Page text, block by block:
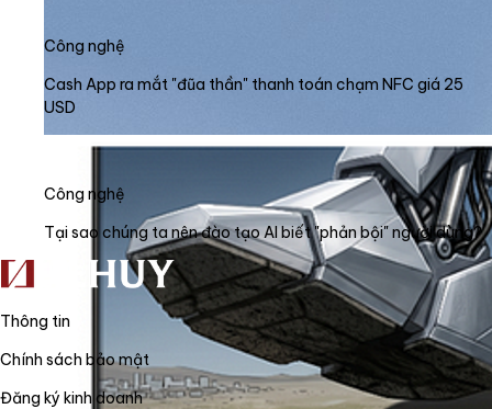
Công nghệ
Cash App ra mắt "đũa thần" thanh toán chạm NFC giá 25
USD
Công nghệ
Tại sao chúng ta nên đào tạo AI biết "phản bội" người dùng?
Thông tin
Chính sách bảo mật
Đăng ký kinh doanh